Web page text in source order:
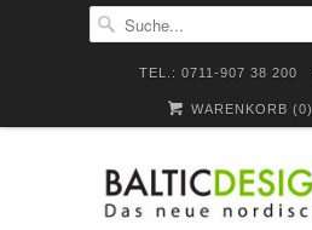
TEL.: 0711-907 38 200
WARENKORB (0)